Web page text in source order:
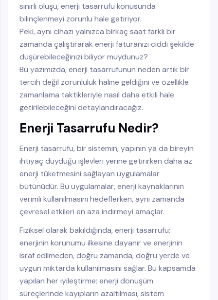
sınırlı oluşu, enerji tasarrufu konusunda
bilinçlenmeyi zorunlu hale getiriyor.
Peki, aynı cihazı yalnızca birkaç saat farklı bir
zamanda çalıştırarak enerji faturanızı ciddi şekilde
düşürebileceğinizi biliyor muydunuz?
Bu yazımızda, enerji tasarrufunun neden artık bir
tercih değil zorunluluk haline geldiğini ve özellikle
zamanlama taktikleriyle nasıl daha etkili hale
getirilebileceğini detaylandıracağız.
Enerji Tasarrufu Nedir?
Enerji tasarrufu, bir sistemin, yapının ya da bireyin
ihtiyaç duyduğu işlevleri yerine getirirken daha az
enerji tüketmesini sağlayan uygulamalar
bütünüdür. Bu uygulamalar, enerji kaynaklarının
verimli kullanılmasını hedeflerken, aynı zamanda
çevresel etkileri en aza indirmeyi amaçlar.
Fiziksel olarak bakıldığında, enerji tasarrufu;
enerjinin korunumu ilkesine dayanır ve enerjinin
israf edilmeden, doğru zamanda, doğru yerde ve
uygun miktarda kullanılmasını sağlar. Bu kapsamda
yapılan her iyileştirme; enerji dönüşüm
süreçlerinde kayıpların azaltılması, sistem